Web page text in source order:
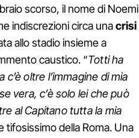
scorso, il nome di Noemi
indiscrezioni circa unacrisi
allo stadio insieme a
caustico. “Totti ha
oltre l’immagine di mia
vera, c’è solo lei che può
al Capitano tutta la mia
tifosissimo della Roma. Una